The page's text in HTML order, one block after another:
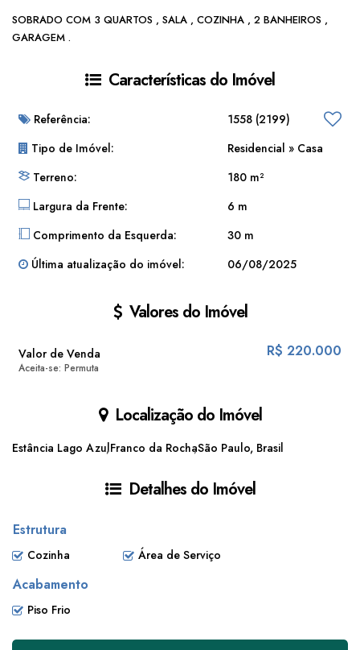
SOBRADO COM 3 QUARTOS , SALA , COZINHA , 2 BANHEIROS ,
GARAGEM .
Características do Imóvel
Referência: 1558 (2199)
Tipo de Imóvel:
Residencial » Casa
Terreno:
180 m²
Largura da Frente:
6 m
Comprimento da Esquerda:
30 m
Última atualização do imóvel:
06/08/2025
Valores do Imóvel
R$ 220.000
Valor de Venda
Aceita-se: Permuta
Localização do Imóvel
Estância Lago AzulFranco da RochaSão Paulo, Brasil
Detalhes do Imóvel
Estrutura
Cozinha Área de Serviço
Acabamento
Piso Frio